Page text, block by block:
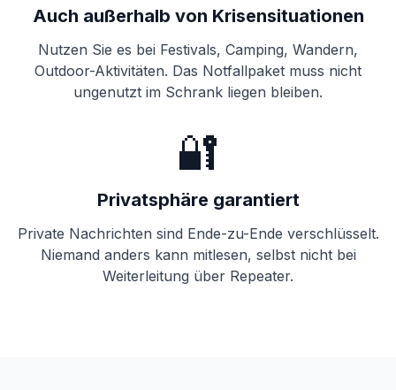
Auch außerhalb von Krisensituationen
Nutzen Sie es bei Festivals, Camping, Wandern,
Outdoor-Aktivitäten. Das Notfallpaket muss nicht
ungenutzt im Schrank liegen bleiben.
🔐
Privatsphäre garantiert
Private Nachrichten sind Ende-zu-Ende verschlüsselt.
Niemand anders kann mitlesen, selbst nicht bei
Weiterleitung über Repeater.